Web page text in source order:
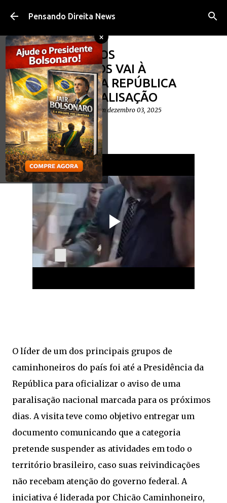
Pular para o conteúdo principal
Pensando Direita News
×
VÍDEO: LÍDER DOS
CAMINHONEIROS VAI À
PRESIDÊNCIA DA REPÚBLICA
ANUNCIAR PARALISAÇÃO
postado porDiego Cavalheiro em dezembro 03, 2025
O líder de um dos principais grupos de
caminhoneiros do país foi até a Presidência da
República para oficializar o aviso de uma
paralisação nacional marcada para os próximos
dias. A visita teve como objetivo entregar um
documento comunicando que a categoria
pretende suspender as atividades em todo o
território brasileiro, caso suas reivindicações
não recebam atenção do governo federal. A
iniciativa é liderada por Chicão Caminhoneiro,